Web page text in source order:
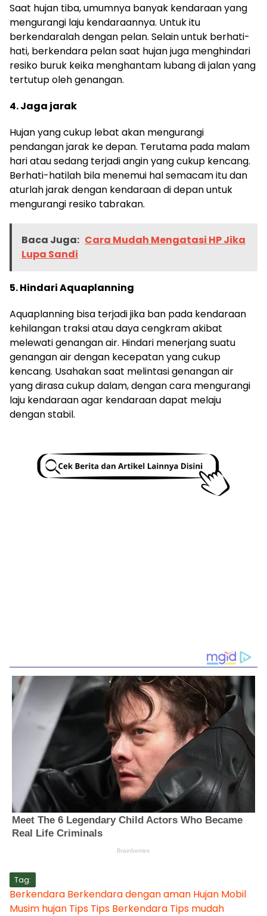
Saat hujan tiba, umumnya banyak kendaraan yang
mengurangi laju kendaraannya. Untuk itu
berkendaralah dengan pelan. Selain untuk berhati-
hati, berkendara pelan saat hujan juga menghindari
resiko buruk keika menghantam lubang di jalan yang
tertutup oleh genangan.
4. Jaga jarak
Hujan yang cukup lebat akan mengurangi
pendangan jarak ke depan. Terutama pada malam
hari atau sedang terjadi angin yang cukup kencang.
Berhati-hatilah bila menemui hal semacam itu dan
aturlah jarak dengan kendaraan di depan untuk
mengurangi resiko tabrakan.
Baca Juga: Cara Mudah Mengatasi HP Jika
Lupa Sandi
5. Hindari Aquaplanning
Aquaplanning bisa terjadi jika ban pada kendaraan
kehilangan traksi atau daya cengkram akibat
melewati genangan air. Hindari menerjang suatu
genangan air dengan kecepatan yang cukup
kencang. Usahakan saat melintasi genangan air
yang dirasa cukup dalam, dengan cara mengurangi
laju kendaraan agar kendaraan dapat melaju
dengan stabil.
Tag:
Berkendara Berkendara dengan aman Hujan Mobil
Musim hujan Tips Tips Berkendara Tips mudah